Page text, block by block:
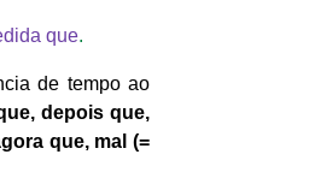
que.
de tempo ao
depois que,
que, mal (=